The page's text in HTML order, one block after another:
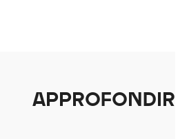
APPROFONDIR